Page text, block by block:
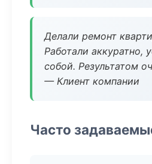
Делали ремонт
Работали аккуратно,
собой. Результатом
— Клиент компании
Часто